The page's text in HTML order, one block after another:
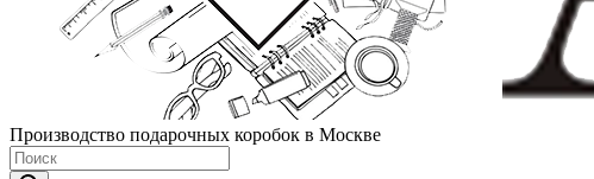
Производство подарочных коробок в Москве